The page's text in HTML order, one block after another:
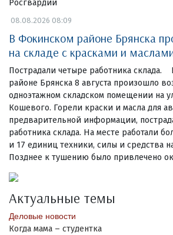
Росгвардии
08.08.2026 08:09
В Фокинском районе Брянска
на складе с красками и
Пострадали четыре работника
районе Брянска 8 августа произошло
одноэтажном складском помещении на
Кошевого. Горели краски и масла для
предварительной информации,
работника склада. На месте работали
и 17 единиц техники, силы и средства
Позднее к тушению было привлечено
Актуальные темы
Деловые новости
Когда мама – студентка